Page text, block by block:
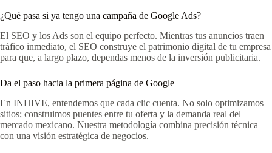
¿Qué pasa si ya tengo una campaña de Google Ads?
El SEO y los Ads son el equipo perfecto. Mientras tus anuncios traen
tráfico inmediato, el SEO construye el patrimonio digital de tu empresa
para que, a largo plazo, dependas menos de la inversión publicitaria.
Da el paso hacia la primera página de Google
En INHIVE, entendemos que cada clic cuenta. No solo optimizamos
sitios; construimos puentes entre tu oferta y la demanda real del
mercado mexicano. Nuestra metodología combina precisión técnica
con una visión estratégica de negocios.